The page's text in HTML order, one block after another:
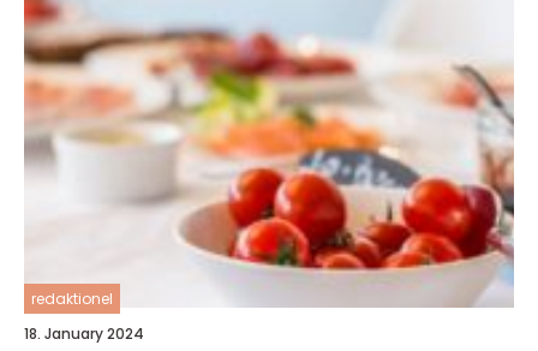
redaktionel
18. January 2024